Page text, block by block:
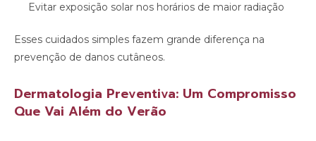
Evitar exposição solar nos horários de maior radiação
Esses cuidados simples fazem grande diferença na
prevenção de danos cutâneos.
Dermatologia Preventiva: Um Compromisso
Que Vai Além do Verão